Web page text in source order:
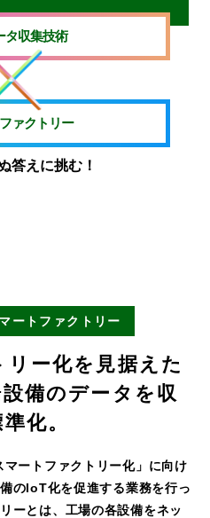
タ収集技術
ァクトリー
答えに挑む！
ートファクトリー
ー化を見据えた
備のデータを収
化。
ートファクトリー化」に向け
のIoT化を促進する業務を行っ
ーとは、工場の各設備をネッ